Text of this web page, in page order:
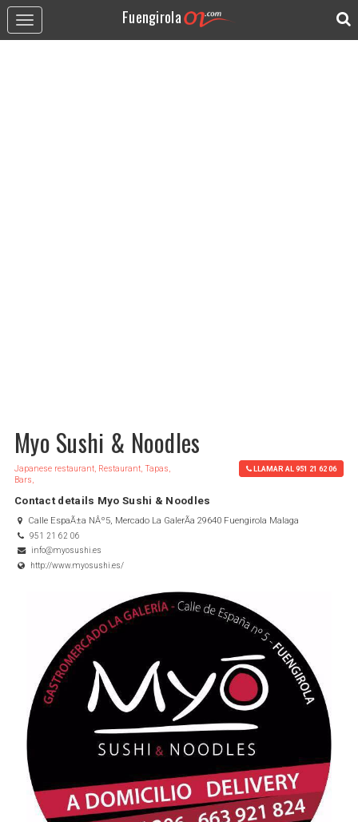
Toggle
navigation
Fuengirola
Myo Sushi & Noodles
Japanese restaurant, Restaurant, Tapas,
Bars,
LLAMAR AL 951 21 62 06
Contact details Myo Sushi & Noodles
Calle EspaÃ±a NÂº5, Mercado La GalerÃ­a 29640 Fuengirola Malaga
951 21 62 06
info@myosushi.es
http://www.myosushi.es/